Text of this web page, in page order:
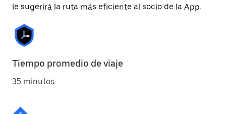
le sugerirá la ruta más eficiente al socio de la App.
Tiempo promedio de viaje
35 minutos